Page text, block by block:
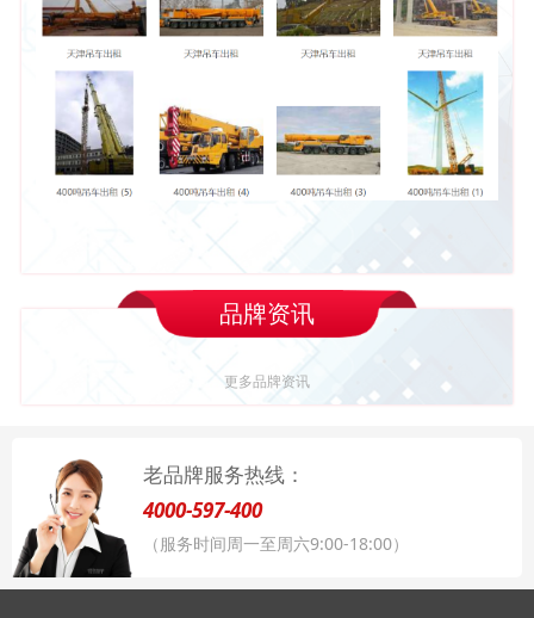
品牌资讯
更多品牌资讯
老品牌服务热线：
4000-597-400
（服务时间周一至周六9:00-18:00）